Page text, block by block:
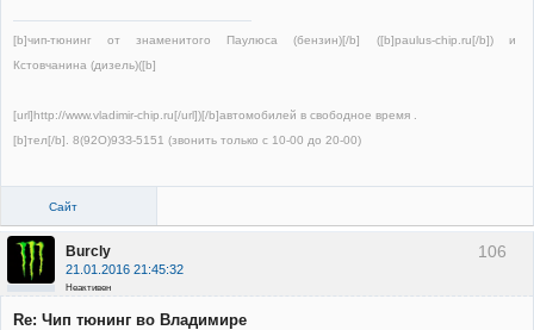
[b]чип-тюнинг от знаменитого Паулюса (бензин)[/b] ([b]paulus-chip.ru[/b]) и
Кстовчанина (дизель)([b]
[url]http://www.vladimir-chip.ru[/url])[/b]автомобилей в свободное время .
[b]тел[/b]. 8(92О)9ЗЗ-5151 (звонить только с 10-00 до 20-00)
Сайт
106
Burcly
21.01.2016 21:45:32
Неактивен
Re: Чип тюнинг во Владимире